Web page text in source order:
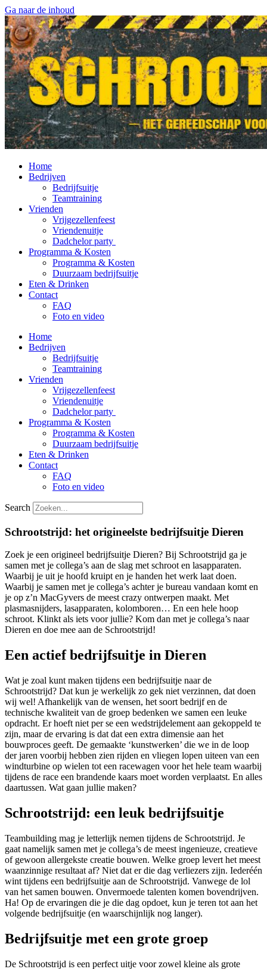
Ga naar de inhoud
Home
Bedrijven
Bedrijfsuitje
Teamtraining
Vrienden
Vrijgezellenfeest
Vriendenuitje
Dadchelor party
Programma & Kosten
Programma & Kosten
Duurzaam bedrijfsuitje
Eten & Drinken
Contact
FAQ
Foto en video
Home
Bedrijven
Bedrijfsuitje
Teamtraining
Vrienden
Vrijgezellenfeest
Vriendenuitje
Dadchelor party
Programma & Kosten
Programma & Kosten
Duurzaam bedrijfsuitje
Eten & Drinken
Contact
FAQ
Foto en video
Search
Schrootstrijd: het origineelste bedrijfsuitje Dieren
Zoek je een origineel bedrijfsuitje Dieren? Bij Schrootstrijd ga je
samen met je collega’s aan de slag met schroot en lasapparaten.
Waarbij je uit je hoofd kruipt en je handen het werk laat doen.
Waarbij je samen met je collega’s achter je bureau vandaan komt en
je op z’n MacGyvers de meest crazy ontwerpen maakt. Met
plasmasnijders, lasapparaten, kolomboren… En een hele hoop
schroot. Klinkt als iets voor jullie? Kom dan met je collega’s naar
Dieren en doe mee aan de Schrootstrijd!
Een actief bedrijfsuitje in Dieren
Wat je zoal kunt maken tijdens een bedrijfsuitje naar de
Schrootstrijd? Dat kun je werkelijk zo gek niet verzinnen, dat doen
wij wel! Afhankelijk van de wensen, het soort bedrijf en de
technische kwaliteit van de groep bedenken we samen een leuke
opdracht. Er hoeft niet per se een wedstrijdelement aan gekoppeld te
zijn, maar de ervaring is dat dat een extra dimensie aan het
bouwproces geeft. De gemaakte ‘kunstwerken’ die we in de loop
der jaren voorbij hebben zien rijden en vliegen lopen uiteen van een
windturbine op wielen tot een racewagen voor het hele team waarbij
tijdens de race een brandende kaars moet worden verplaatst. En alles
daartussen. Wat gaan jullie maken?
Schrootstrijd: een leuk bedrijfsuitje
Teambuilding mag je letterlijk nemen tijdens de Schrootstrijd. Je
gaat namelijk samen met je collega’s de meest ingenieuze, creatieve
of gewoon allergekste creatie bouwen. Welke groep levert het meest
waanzinnige resultaat af? Niet dat er die dag verliezers zijn. Iederéén
wint tijdens een bedrijfsuitje aan de Schrootstrijd. Vanwege de lol
van het samen bouwen. Onvermoede talenten komen bovendrijven.
Ha! Op de ervaringen die je die dag opdoet, kun je teren tot aan het
volgende bedrijfsuitje (en waarschijnlijk nog langer).
Bedrijfsuitje met een grote groep
De Schrootstrijd is een perfect uitje voor zowel kleine als grote